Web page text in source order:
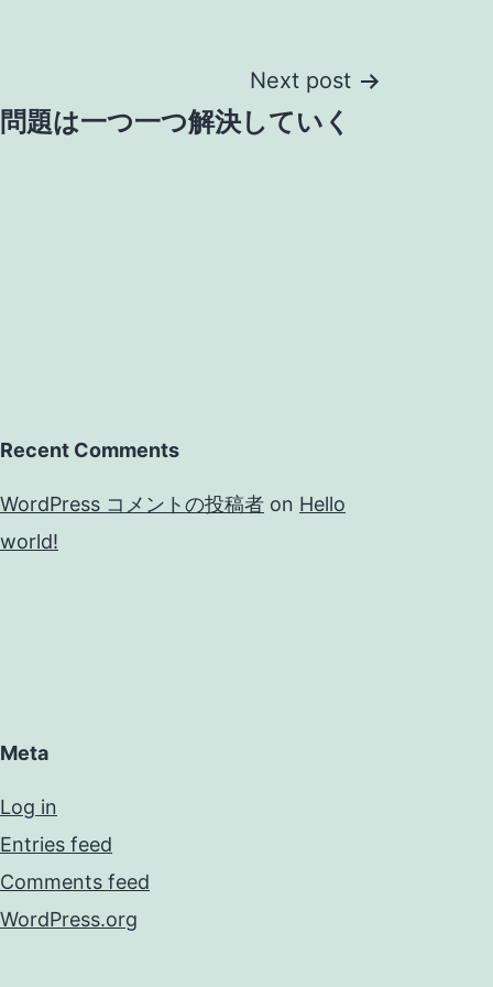
Next post
題は一つ一つ解決していく
Recent Comments
WordPress コメントの投稿者 on Hello
world!
Meta
Log in
Entries feed
Comments feed
WordPress.org